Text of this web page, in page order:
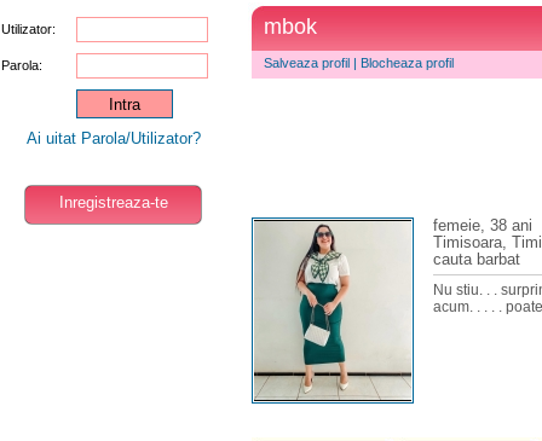
Utilizator:
Parola:
Ai uitat Parola/Utilizator?
Inregistreaza-te
mbok
Salveaza profil | Blocheaza profil
femeie, 38 ani
Timisoara,
cauta barbat
Nu stiu. . .
acum. . . . .